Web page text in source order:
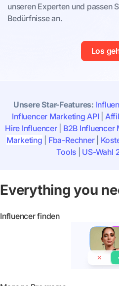
unseren Experten und passen
Bedürfnisse an.
Los
Unsere Star-Features:
Influencer Marketing API
Hire Influencer| B2B Influencer
Marketing
Fba-Rechner|
Tools
US-Wahl
Everything you
Influencer finden